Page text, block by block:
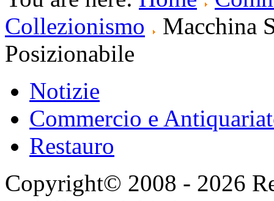
Collezionismo
Macchina
Posizionabile
Notizie
Commercio e
Restauro
Copyright© 2008 - 2026